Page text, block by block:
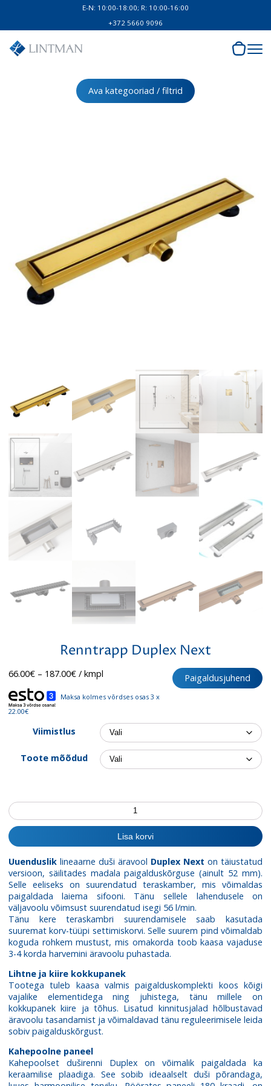
E-N: 10:00-18:00; R: 10:00-16:00
+372 5660 9096
Ava kategooriad / filtrid
Renntrapp Duplex Next
Paigaldusjuhend
66.00€ – 187.00€Hinnavahemik:
kuni
/ kmpl
Maksa kolmes võrdses osas 3 x
22.00€
Viimistlus
Toote mõõdud
Renntrapp
Duplex
Next
kogus
Lisa korvi
Uuendusliklineaarne duši äravool Duplex Next on täiustatud
versioon, säilitades madala paigalduskõrguse (ainult 52 mm).
Selle eeliseks on suurendatud teraskamber, mis võimaldas
paigaldada laiema sifooni. Tänu sellele lahendusele on
väljavoolu võimsust suurendatud isegi 56 l/min.
Tänu kere teraskambri suurendamisele saab kasutada
suuremat korv-tüüpi settimiskorvi. Selle suurem pind võimaldab
koguda rohkem mustust, mis omakorda toob kaasa vajaduse
3-4 korda harvemini äravoolu puhastada.
Lihtne ja kiire kokkupanek
Tootega tuleb kaasa valmis paigalduskomplekti koos kõigi
vajalike elementidega ning juhistega, tänu millele on
kokkupanek kiire ja tõhus. Lisatud kinnitusjalad hõlbustavad
äravoolu tasandamist ja võimaldavad tänu reguleerimisele leida
sobiv paigalduskõrgust.
Kahepoolne paneel
Kahepoolset duširenni Duplex on võimalik paigaldada ka
keraamilise plaadiga. See sobib ideaalselt duši põrandaga,